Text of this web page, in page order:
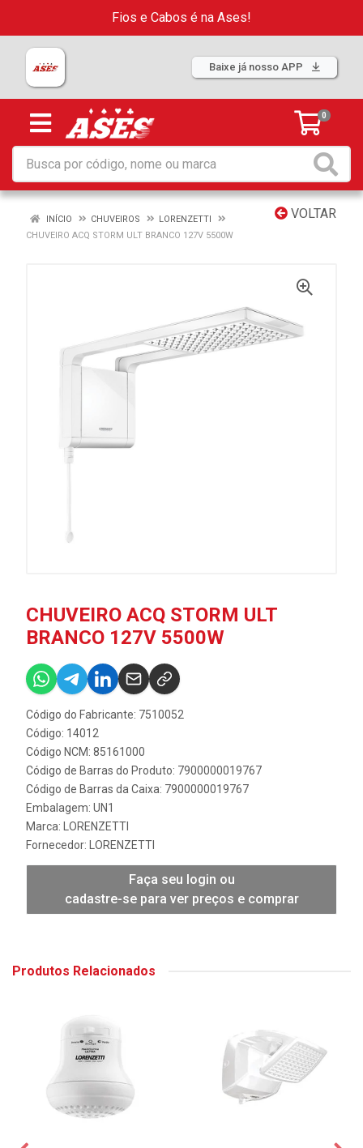
Fios e Cabos é na Ases!
Baixe já nosso APP
0
VOLTAR
INÍCIO CHUVEIROS
LORENZETTI
CHUVEIRO ACQ STORM ULT BRANCO 127V 5500W
CHUVEIRO ACQ STORM ULT
BRANCO 127V 5500W
Código do Fabricante: 7510052
Código: 14012
Código NCM: 85161000
Código de Barras do Produto: 7900000019767
Código de Barras da Caixa: 7900000019767
Embalagem: UN1
Marca:
LORENZETTI
Fornecedor:
LORENZETTI
Faça seu login ou
cadastre-se para ver preços e comprar
Produtos Relacionados